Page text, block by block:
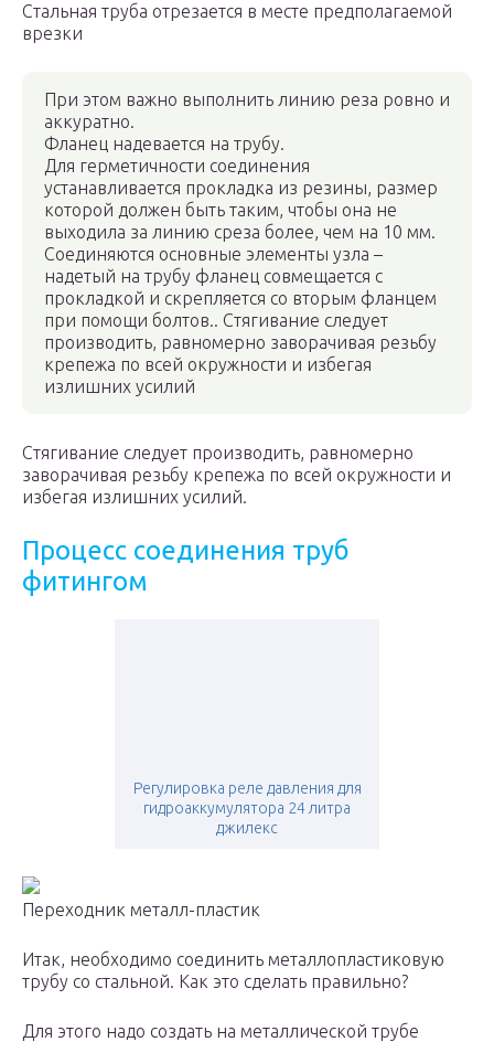
Стальная труба отрезается в месте предполагаемой
врезки
При этом важно выполнить линию реза ровно и
аккуратно.
Фланец надевается на трубу.
Для герметичности соединения
устанавливается прокладка из резины, размер
которой должен быть таким, чтобы она не
выходила за линию среза более, чем на 10 мм.
Соединяются основные элементы узла –
надетый на трубу фланец совмещается с
прокладкой и скрепляется со вторым фланцем
при помощи болтов.. Стягивание следует
производить, равномерно заворачивая резьбу
крепежа по всей окружности и избегая
излишних усилий
Стягивание следует производить, равномерно
заворачивая резьбу крепежа по всей окружности и
избегая излишних усилий.
Процесс соединения труб
фитингом
Регулировка реле давления для
гидроаккумулятора 24 литра
джилекс
Переходник металл-пластик
Итак, необходимо соединить металлопластиковую
трубу со стальной. Как это сделать правильно?
Для этого надо создать на металлической трубе